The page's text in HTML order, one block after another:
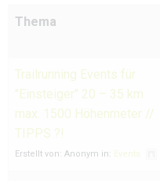
Thema
Trailrunning Events für
"Einsteiger" 20 – 35 km
max. 1500 Höhenmeter //
TIPPS ?!
Erstellt von: Anonym in: Events